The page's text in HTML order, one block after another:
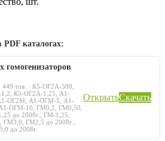
PDF каталогах:
гомогенизаторов
449 тов. · К5-ОГ2А-500,
К5-ОГ2А-1,25, А1-
ОГ2М, А1-ОГМ-5, А1-
ОГМ-10, ГМ0,2, ГМ0,50,
до 2008г., ГМ-1,25,
ГМ2,5 до 2008г.,
до 2008г.
ОткрытьСкачать